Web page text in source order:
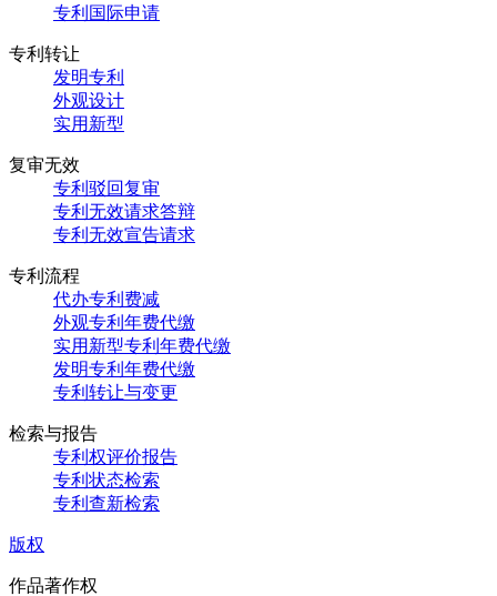
专利国际申请
专利转让
发明专利
外观设计
实用新型
复审无效
专利驳回复审
专利无效请求答辩
专利无效宣告请求
专利流程
代办专利费减
外观专利年费代缴
实用新型专利年费代缴
发明专利年费代缴
专利转让与变更
检索与报告
专利权评价报告
专利状态检索
专利查新检索
版权
作品著作权